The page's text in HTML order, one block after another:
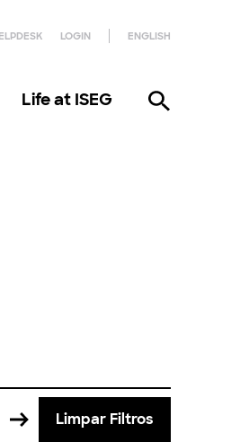
LOGIN ENGLISH
Life at ISEG
Limpar Filtros